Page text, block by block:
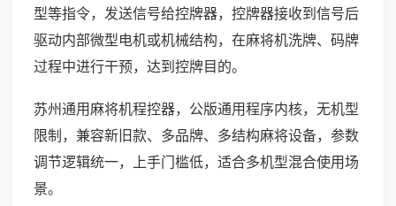
型等指令，发送信号给控牌器，控牌器接收到信号后
驱动内部微型电机或机械结构，在麻将机洗牌、码牌
过程中进行干预，达到控牌目的。
苏州通用麻将机程控器，公版通用程序内核，无机型
限制，兼容新旧款、多品牌、多结构麻将设备，参数
调节逻辑统一，上手门槛低，适合多机型混合使用场
景。